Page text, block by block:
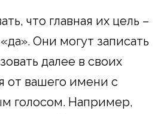
что главная их цель –
Они могут записать
далее в своих
от вашего имени с
голосом. Например,